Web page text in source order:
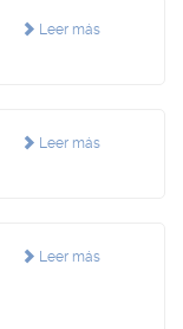
Leer más
Leer más
Leer más